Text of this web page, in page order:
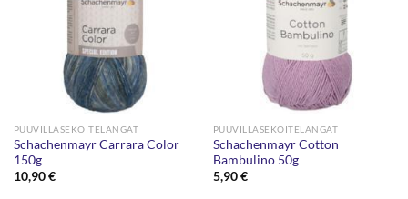
PUUVILLASEKOITELANGAT
Schachenmayr Carrara Color
150g
10,90€
PUUVILLASEKOITELANGAT
Schachenmayr Cotton
Bambulino 50g
5,90€